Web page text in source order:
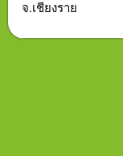
จ.เชียงราย